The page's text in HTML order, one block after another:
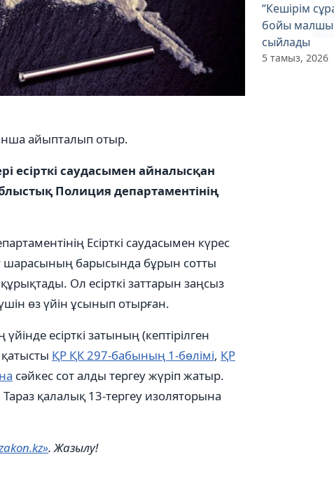
айыпталып отыр.
саудасымен айналысқан
Полиция департаментінің
Есірткі саудасымен күрес
шарасының барысында бұрын сотты
Ол есірткі заттарын заңсыз
өз үйін ұсынып отырған.
есірткі затының (кептірілген
ҚР ҚК 297-бабының 1-бөлімі, ҚР
сәйкес сот алды тергеу жүріп жатыр.
қалалық 13-тергеу изоляторына
. Жазылу!
“Кешірім
бойы малшы
сыйлады
5 тамыз, 2026